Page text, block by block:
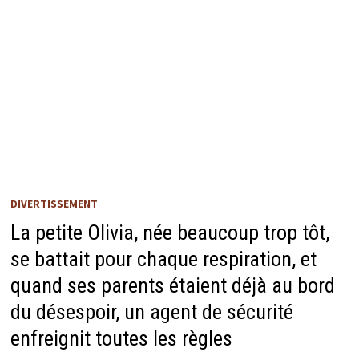
DIVERTISSEMENT
La petite Olivia, née beaucoup trop tôt,
se battait pour chaque respiration, et
quand ses parents étaient déjà au bord
du désespoir, un agent de sécurité
enfreignit toutes les règles